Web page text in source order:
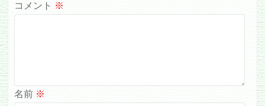
コメント ※
名前 ※